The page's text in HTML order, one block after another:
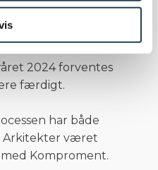
et smukt
2024 forventes
færdigt.
har både
Arkitekter været
Komproment.